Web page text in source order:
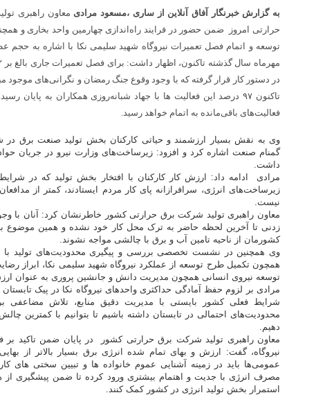
به گزارش خبرنگار آفاق آنلاین از ساری ،مسعود مرادی معاون راهبری
حرارتی امروز ضمن حضور در فرایند راه‌اندازی چهارمین واحد بخاری و
توسعه و اتمام فصل تعمیرات نیروگاه شهید سلیمی نکا با اشاره به حجم
در دستور کار قرار گرفته که با وجود وقوع جنگ رمضان و نگرانی‌های موجود
تاکنون ۹۷ درصد این فعالیت ها با جهاد شبانه‌روزی همکاران به
فعالیت‌های باقی‌مانده به اتمام خواهد رسید.
وی به نقش بسیار ارزشمند و حیاتی کارکنان بخش تولید صنعت برق در
گمنام صنعت اشاره کرد و افزود: زیرساخت‌های وزارت نیرو در جریان
داشت.
مرادی ادامه داد: ارزش کار کارکنان با افتخار بخش تولید که در
زیرساخت‌های انرژی، سرافرازانه‌ پای کار مردم ایستادند، کمتر از
نیست.
معاون راهبری تولید شرکت برق حرارتی کشور خاطرنشان کرد: آنان با
زدنی تا آخرین لحظه حاضر به ترک محل کار خود نشده و همین موضوع
کشورمان از ناحیه تامین آب و برق با چالشی مواجه نشوند.
وی همچنین در نشست تخصصی بررسی و پیگیری محدودیت‌های تولید با
همچون تکمیل طرح توسعه از عملکرد نیروگاه شهید سلیمی نکا، ابراز
توسعه نیروی انسانی همچون مدیریت دانش و جانشین پروری به عنوان
مرادی بر لزوم حفظ آمادگی حداکثری واحدهای نیروگاه نکا در پیک
شرایط فعلی کشور بایستی با مدیریت دقیق منابع، تلاش مضاعفی
محدودیت‌های احتمالی در تابستان داشته باشیم تا بتوانیم با کمترین
دهیم.
معاون راهبری تولید شرکت برق حرارتی کشور در پایان ضمن تاکید
نیروگاه، گفت: ارزش و بهای تمام شده انرژی برق بسیار بالاتر از
عمومی‌ها باید در زمینه آشنایی عموم خانواده ها و تبیین سختی های
مصرف انرژی با جدیت و اهتمام بیشتری ورود کرده تا ضمن پیشگیری از
استمرار بخش تولید انرژی در کشور کمک کنند.